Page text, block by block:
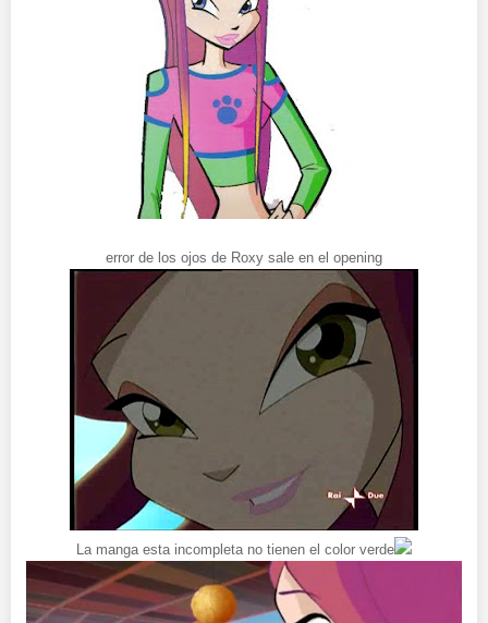
error de los ojos de Roxy sale en el opening
La manga esta incompleta no tienen el color verde